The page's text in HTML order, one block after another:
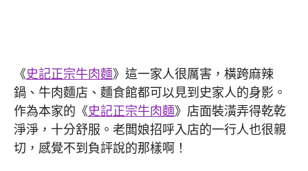
《史記正宗牛肉麵》這一家人很厲害，橫跨麻辣
鍋、牛肉麵店、麵食館都可以見到史家人的身影。
作為本家的《史記正宗牛肉麵》店面裝潢弄得乾乾
淨淨，十分舒服。老闆娘招呼入店的一行人也很親
切，感覺不到負評說的那樣啊！